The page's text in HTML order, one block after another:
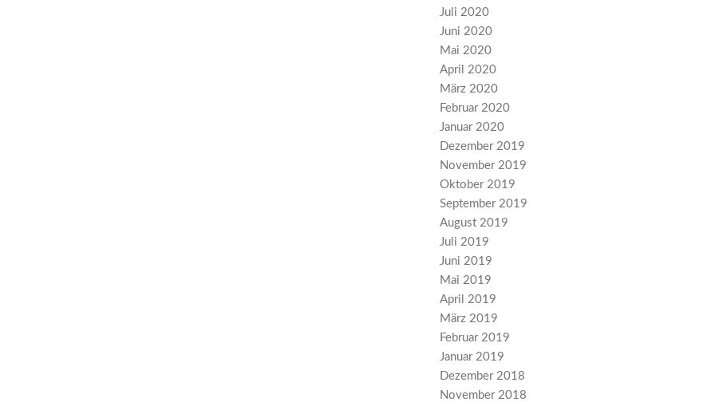
Juli 2020
Juni 2020
Mai 2020
April 2020
März 2020
Februar 2020
Januar 2020
Dezember 2019
November 2019
Oktober 2019
September 2019
August 2019
Juli 2019
Juni 2019
Mai 2019
April 2019
März 2019
Februar 2019
Januar 2019
Dezember 2018
November 2018